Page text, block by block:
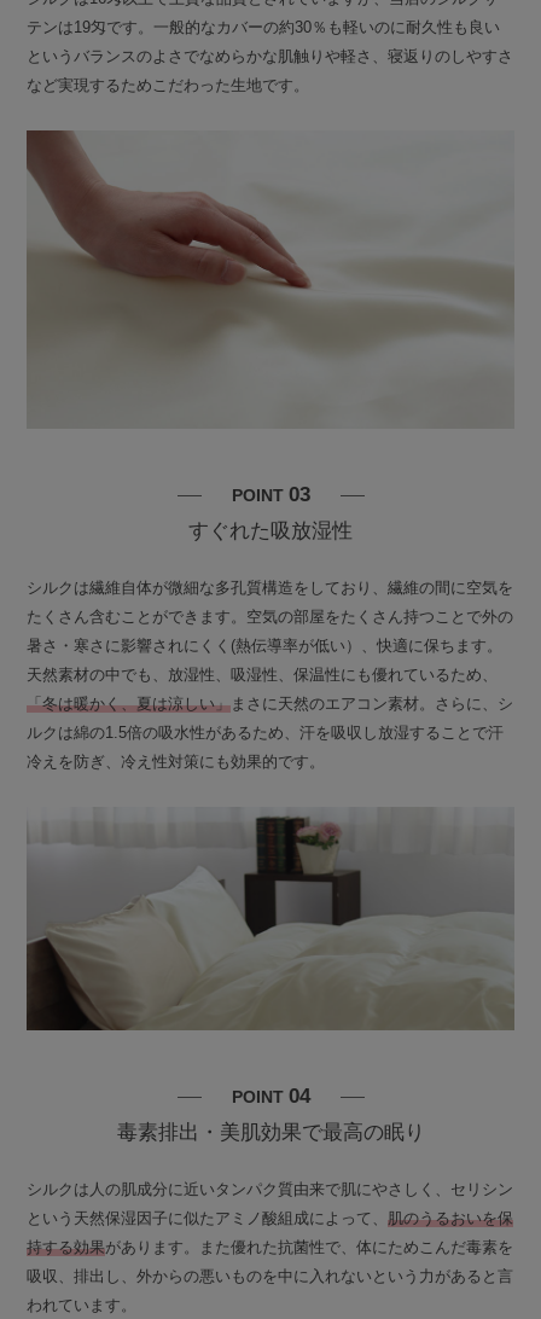
テンは19匁です。一般的なカバーの約30％も軽いのに耐久性も良い
というバランスのよさでなめらかな肌触りや軽さ、寝返りのしやすさ
など実現するためこだわった生地です。
POINT 03
すぐれた吸放湿性
シルクは繊維自体が微細な多孔質構造をしており、繊維の間に空気を
たくさん含むことができます。空気の部屋をたくさん持つことで外の
暑さ・寒さに影響されにくく(熱伝導率が低い）、快適に保ちます。
天然素材の中でも、放湿性、吸湿性、保温性にも優れているため、
「冬は暖かく、夏は涼しい」 まさに天然のエアコン素材。さらに、シ
ルクは綿の1.5倍の吸水性があるため、汗を吸収し放湿することで汗
冷えを防ぎ、冷え性対策にも効果的です。
POINT 04
毒素排出・美肌効果で最高の眠り
シルクは人の肌成分に近いタンパク質由来で肌にやさしく、セリシン
という天然保湿因子に似たアミノ酸組成によって、肌のうるおいを保
持する効果があります。また優れた抗菌性で、体にためこんだ毒素を
吸収、排出し、外からの悪いものを中に入れないという力があると言
われています。